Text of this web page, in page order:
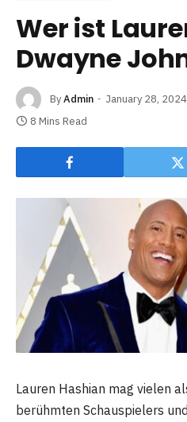
Wer ist
Dwayne
ByAdmin January 28, 2024
8 Mins Read
Lauren Hashian mag vielen
berühmten Schauspielers